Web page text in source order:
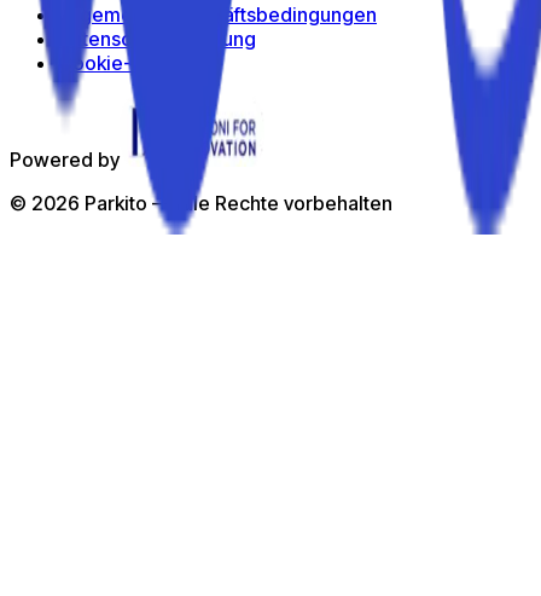
Allgemeine Geschäftsbedingungen
Datenschutzerklärung
Cookie-Richtlinie
Powered by
© 2026 Parkito — Alle Rechte vorbehalten